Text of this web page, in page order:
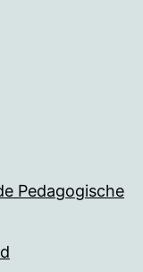
Pedagogische